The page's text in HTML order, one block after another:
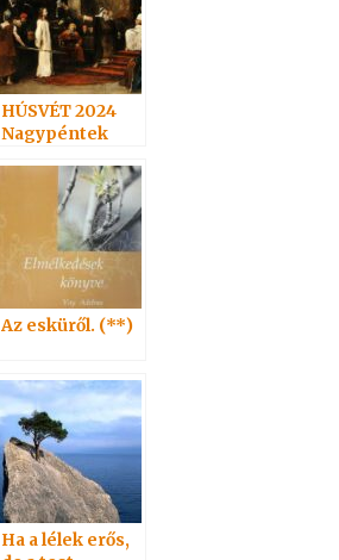
HÚSVÉT 2024
Nagypéntek
Az esküről. (**)
Ha a lélek erős,